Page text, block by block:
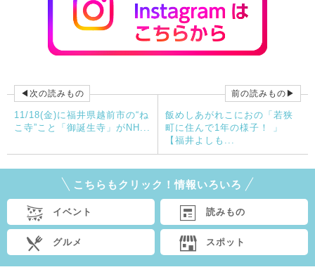
◀次の読みもの
11/18(金)に福井県越前市の“ね
こ寺”こと「御誕生寺」がNH...
前の読みもの▶
飯めしあがれこにおの「若狭
町に住んで1年の様子！ 」
【福井よしも...
こちらもクリック！情報いろいろ
イベント 読みもの
グルメ スポット